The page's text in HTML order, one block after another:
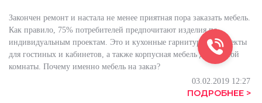
Закончен ремонт и настала не менее приятная пора заказать мебель.
Как правило, 75% потребителей предпочитают изделия по
индивидуальным проектам. Это и кухонные гарнитуры, и проекты
для гостиных и кабинетов, а также корпусная мебель для ванной
комнаты. Почему именно мебель на заказ?
03.02.2019 12:27
ПОДРОБНЕЕ >